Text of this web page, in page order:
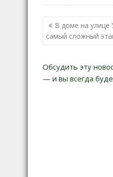
Навигация
по
записям
В доме на
самый сложный
Обсудить эту
— и вы всегда